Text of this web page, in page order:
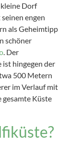
Dorf
engen
als Geheimtipp
schöner
. Der
hingegen der
500 Metern
im Verlauf mit
gesamte Küste